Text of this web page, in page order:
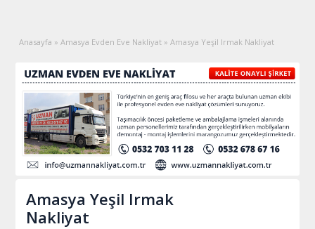
Anasayfa » Amasya Evden Eve Nakliyat » Amasya Yeşil Irmak Nakliyat
Amasya Yeşil Irmak
Nakliyat